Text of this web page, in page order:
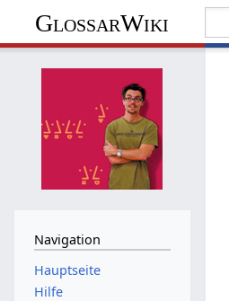
GlossarWiki
Navigation
Hauptseite
Hilfe